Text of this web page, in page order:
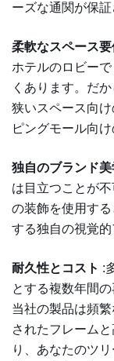
ーズな通関が保証
柔軟なスペース要
ホテルのロビー
くあります。だ
狭いスペース向
ピングモール向
独自のブランド美
は目立つことが
の装飾を使用す
する独自の視覚的
耐久性とコスト :
とする複数年間
当社の製品は頻
されたフレーム
り、あなたのツ